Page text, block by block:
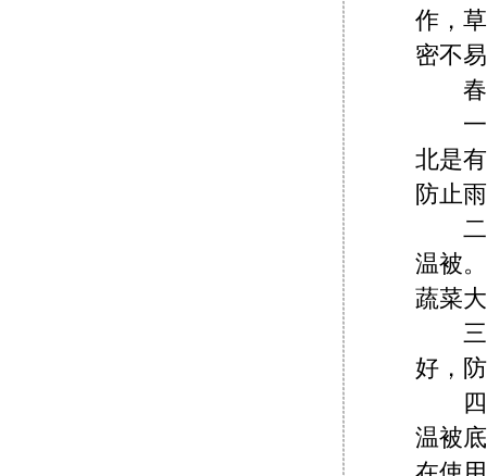
作，
密不
春季
一、
北是
防止
二、
温被
蔬菜
三、
好，
四、
温被